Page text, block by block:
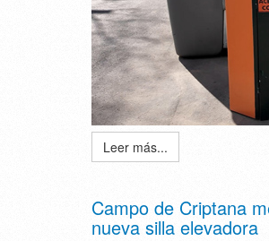
Leer más...
Campo de Criptana
nueva silla elevadora